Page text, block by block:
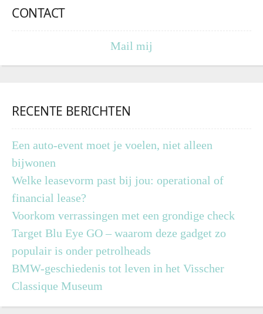
CONTACT
Mail mij
RECENTE BERICHTEN
Een auto-event moet je voelen, niet alleen
bijwonen
Welke leasevorm past bij jou: operational of
financial lease?
Voorkom verrassingen met een grondige check
Target Blu Eye GO – waarom deze gadget zo
populair is onder petrolheads
BMW-geschiedenis tot leven in het Visscher
Classique Museum